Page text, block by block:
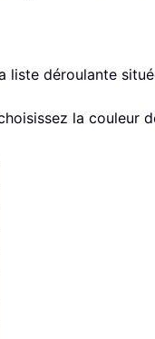
liste déroulante
la couleur